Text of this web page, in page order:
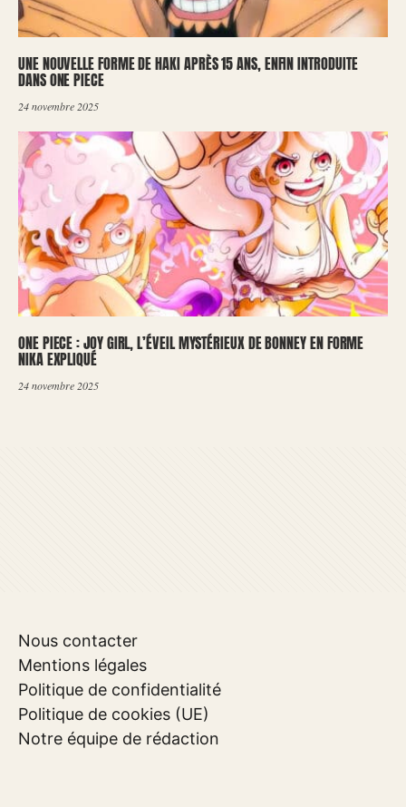
UNE NOUVELLE FORME DE HAKI APRÈS 15 ANS, ENFIN INTRODUITE
DANS ONE PIECE
24 novembre 2025
ONE PIECE : JOY GIRL, L’ÉVEIL MYSTÉRIEUX DE BONNEY EN FORME
NIKA EXPLIQUÉ
24 novembre 2025
Nous contacter
Mentions légales
Politique de confidentialité
Politique de cookies (UE)
Notre équipe de rédaction